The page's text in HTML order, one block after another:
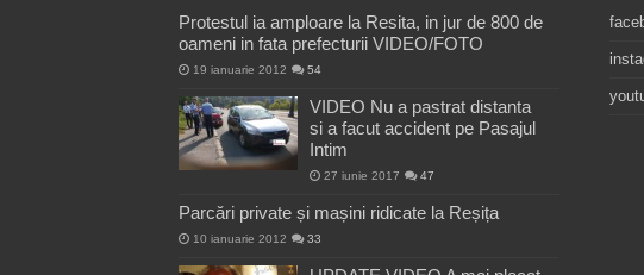
Protestul ia amploare la Resita, in jur de 800 de
oameni in fata prefecturii VIDEO/FOTO
19 ianuarie 2012 54
VIDEO Nu a pastrat distanta
si a facut accident pe Pasajul
Intim
27 iunie 2017 47
Parcări private și mașini ridicate la Reșița
10 ianuarie 2012 33